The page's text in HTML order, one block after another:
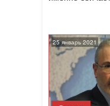
25 январь 2021